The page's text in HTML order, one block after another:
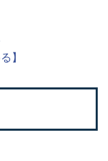
】